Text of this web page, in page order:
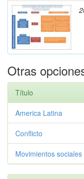
Otras
Título
America Latina
Conflicto
Movimientos sociales